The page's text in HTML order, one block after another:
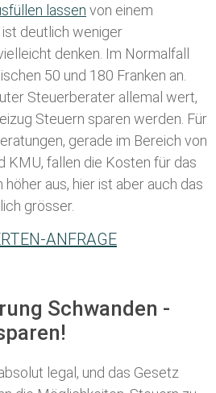
lassen von einem
deutlich weniger
denken. Im Normalfall
50 und 180 Franken an.
Steuerberater allemal wert,
Steuern sparen werden. Für
gerade im Bereich von
KMU, fallen die Kosten für das
aus, hier ist aber auch das
grösser.
ANFRAGE
Schwanden -
legal, und das Gesetz